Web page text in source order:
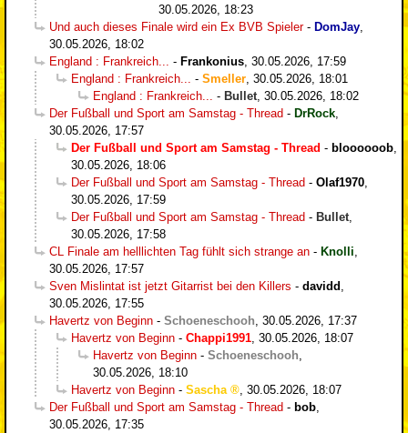
30.05.2026, 18:23
Und auch dieses Finale wird ein Ex BVB Spieler- DomJay
30.05.2026, 18:02
England : Frankreich...
- Frankonius 30.05.2026, 17:59
England : Frankreich...
- Smeller 30.05.2026, 18:01
England : Frankreich...
- Bullet 30.05.2026, 18:02
Der Fußball und Sport am Samstag - Thread - DrRock
30.05.2026, 17:57
Der Fußball und Sport am Samstag - Thread - bloooooob
30.05.2026, 18:06
Der Fußball und Sport am Samstag - Thread - Olaf1970
30.05.2026, 17:59
Der Fußball und Sport am Samstag - Thread - Bullet
30.05.2026, 17:58
CL Finale am helllichten Tag fühlt sich strange an - Knolli
30.05.2026, 17:57
Sven Mislintat ist jetzt Gitarrist bei den Killers - davidd
30.05.2026, 17:55
Havertz von Beginn - Schoeneschooh 30.05.2026, 17:37
Havertz von Beginn - Chappi1991 30.05.2026, 18:07
Havertz von Beginn - Schoeneschooh
30.05.2026, 18:10
Havertz von Beginn - Sascha
30.05.2026, 18:07
Der Fußball und Sport am Samstag - Thread - bob
30.05.2026, 17:35